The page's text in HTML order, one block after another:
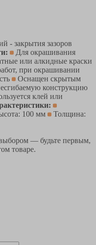
- закрытия зазоров
Для окрашивания
или алкидные краски
при окрашивании
Оснащен скрытым
конструкцию
клей или
100 мм
Толщина:
— будьте первым,
товаре.